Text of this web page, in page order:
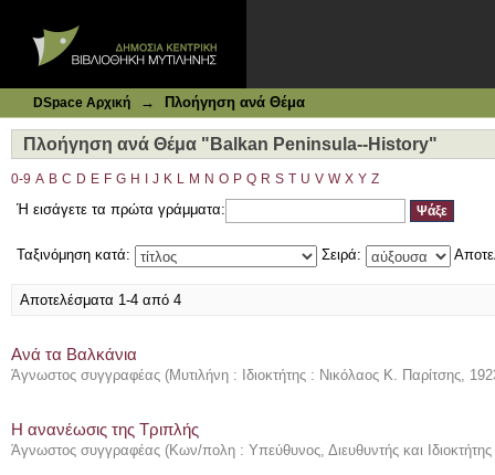
DSpace Αρχική → Πλοήγηση ανά Θέμα
Πλοήγηση ανά Θέμα "Balkan Peninsula--History"
0-9 A B C D E F G H J K L M N O P Q R S T U V W X Y Z
Ή εισάγετε τα πρώτα γράμματα:
Ταξινόμηση κατά: Σειρά:
Αποτελέσματα 1-4 από 4
Ανά τα Βαλκάνια
Άγνωστος συγγραφέας (Μυτιλήνη : Ιδιοκτήτης : Νικόλαος Κ. Παρίτσης,
Η ανανέωσις της Τριπλής
Άγνωστος συγγραφέας (Κων/πολη : Υπεύθυνος, Διευθυντής και